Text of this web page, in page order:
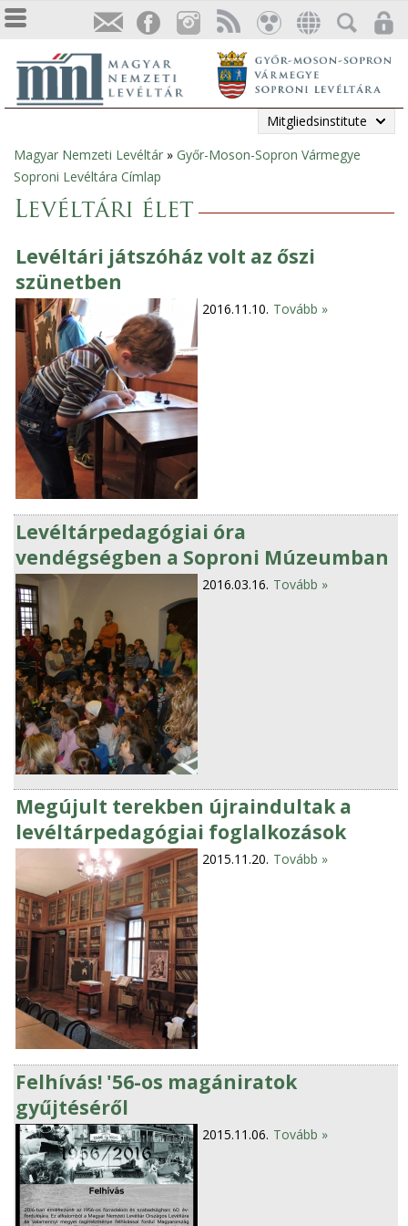
Mitgliedsinstitute
Sie
sind
Magyar Nemzeti Levéltár » Győr-Moson-Sopron Vármegye
Soproni Levéltára Címlap
Levéltári élet
Levéltári játszóház volt az őszi
szünetben
2016.11.10. Tovább »
Levéltárpedagógiai óra
vendégségben a Soproni Múzeumban
2016.03.16. Tovább »
Megújult terekben újraindultak a
levéltárpedagógiai foglalkozások
2015.11.20. Tovább »
Felhívás! '56-os magániratok
gyűjtéséről
2015.11.06. Tovább »